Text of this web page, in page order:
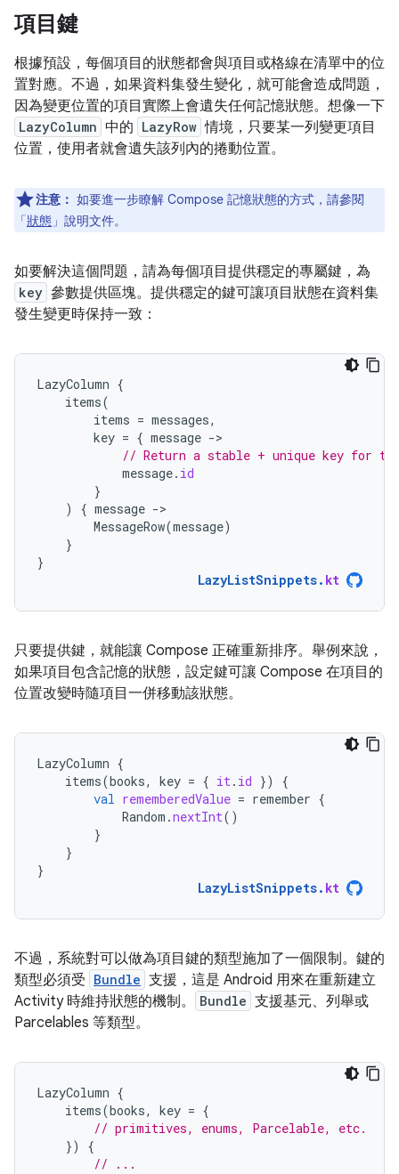
項目鍵
根據預設，每個項目的狀態都會與項目或格線在清單中的位
置對應。不過，如果資料集發生變化，就可能會造成問題，
因為變更位置的項目實際上會遺失任何記憶狀態。想像一下
LazyColumn 中的 LazyRow 情境，只要某一列變更項目
位置，使用者就會遺失該列內的捲動位置。
注意： 如要進一步瞭解 Compose 記憶狀態的方式，請參閱
「狀態 」說明文件。
如要解決這個問題，請為每個項目提供穩定的專屬鍵，為
key 參數提供區塊。提供穩定的鍵可讓項目狀態在資料集
發生變更時保持一致：
LazyColumn {
items(
items = messages,
key = { message -
// Return a stable + unique key for
message. id
}
)
{ message -
MessageRow(message)
}
}
LazyListSnippets. kt
只要提供鍵，就能讓 Compose 正確重新排序。舉例來說，
如果項目包含記憶的狀態，設定鍵可讓 Compose 在項目的
位置改變時隨項目一併移動該狀態。
LazyColumn {
items(books, key = { it. id })
{
val rememberedValue = remember {
Random .nextInt()
}
}
}
LazyListSnippets. kt
不過，系統對可以做為項目鍵的類型施加了一個限制。鍵的
類型必須受 Bundle 支援，這是 Android 用來在重新建立
Activity 時維持狀態的機制。
Bundle 支援基元、列舉或
Parcelables 等類型。
LazyColumn {
items(books, key = {
// primitives, enums, Parcelable, etc.
})
{
// ...